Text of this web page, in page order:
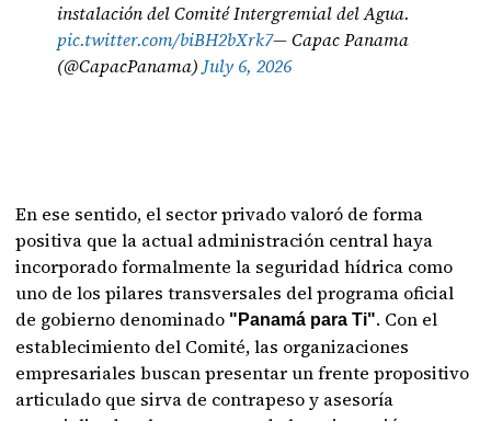
instalación del Comité Intergremial del Agua.
pic.twitter.com/biBH2bXrk7— Capac Panama
(@CapacPanama) July 6, 2026
En ese sentido, el sector privado valoró de forma
positiva que la actual administración central haya
incorporado formalmente la seguridad hídrica como
uno de los pilares transversales del programa oficial
de gobierno denominado "Panamá para Ti". Con el
establecimiento del Comité, las organizaciones
empresariales buscan presentar un frente propositivo
articulado que sirva de contrapeso y asesoría